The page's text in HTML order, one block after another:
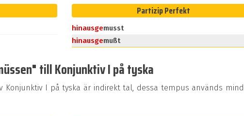
Partizip Perfekt
hinausgemusst
hinausgemußt
till Konjunktiv I på tyska
Konjunktiv I på tyska är indirekt tal, dessa tempus används